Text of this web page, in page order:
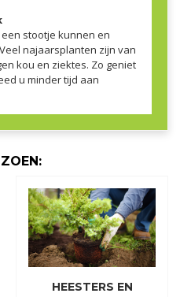
stootje kunnen en
najaarsplanten zijn van
kou en ziektes. Zo geniet
u minder tijd aan
HEESTERS EN